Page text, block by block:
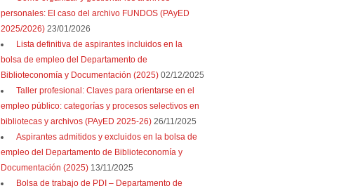
personales: El caso del archivo FUNDOS (PAyED
2025/2026) 23/01/2026
Lista definitiva de aspirantes incluidos en la
bolsa de empleo del Departamento de
Biblioteconomía y Documentación (2025) 02/12/2025
Taller profesional: Claves para orientarse en el
empleo público: categorías y procesos selectivos en
bibliotecas y archivos (PAyED 2025-26) 26/11/2025
Aspirantes admitidos y excluidos en la bolsa de
empleo del Departamento de Biblioteconomía y
Documentación (2025) 13/11/2025
Bolsa de trabajo de PDI – Departamento de